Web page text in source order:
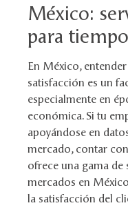
México:
para
En México,
satisfacción es un
especialmente en
económica. Si tu
apoyándose en
mercado, contar
ofrece una gama
mercados en
la satisfacción del